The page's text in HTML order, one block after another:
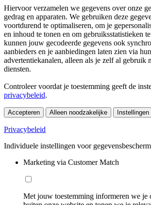
Hiervoor verzamelen we gegevens over onze
gedrag en apparaten. We gebruiken deze
voortdurend te optimaliseren, om je
en inhoud te tonen en om gebruiksstatistieken
kunnen jouw gecodeerde gegevens ook
aanbieders en je aanbiedingen laten zien via
advertentiekanalen, alleen als je zelf al gebruik
diensten.
Controleer voordat je toestemming geeft de
privacybeleid.
Accepteren Alleen noodzakelijke Instellingen
Privacybeleid
Individuele instellingen voor
Marketing via Customer Match
Met jouw toestemming informeren we je